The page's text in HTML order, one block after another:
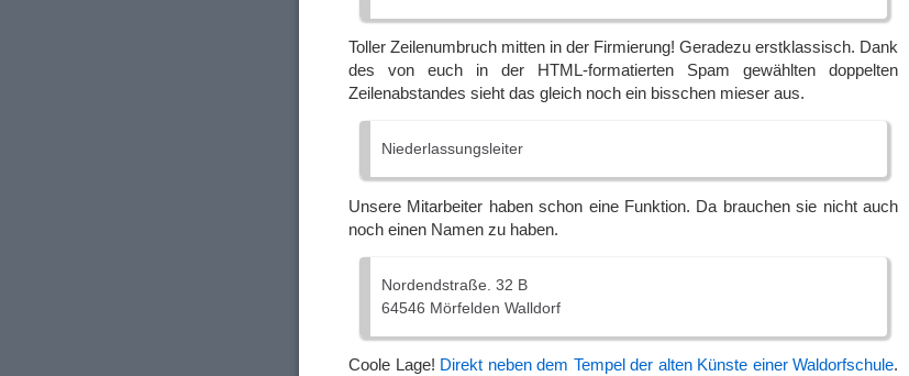
Toller Zeilenumbruch mitten in der Firmierung! Geradezu erstklassisch. Dank
des von euch in der HTML-formatierten Spam gewählten doppelten
Zeilenabstandes sieht das gleich noch ein bisschen mieser aus.
Niederlassungsleiter
Unsere Mitarbeiter haben schon eine Funktion. Da brauchen sie nicht auch
noch einen Namen zu haben.
Nordendstraße. 32 B
64546 Mörfelden Walldorf
Coole Lage! Direkt neben dem Tempel der alten Künste einer Waldorfschule.